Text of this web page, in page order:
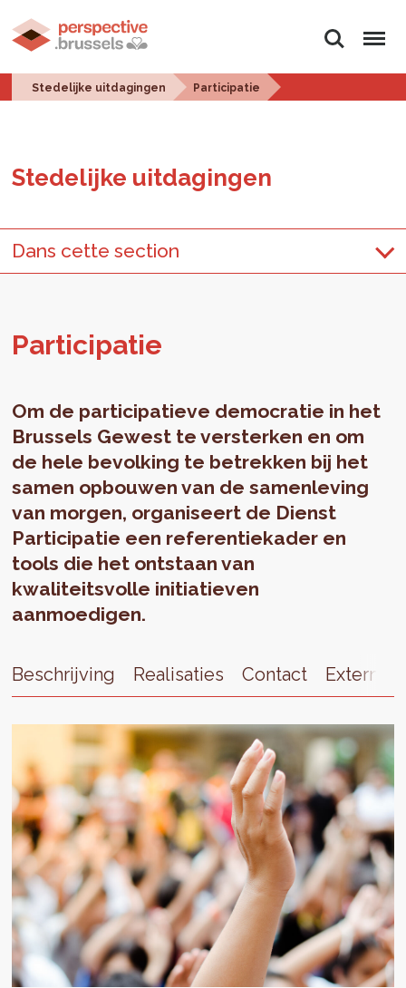
Zoeken Menu
Stedelijke uitdagingen Participatie
Ste­de­lij­ke uit­da­gin­gen
Dans cette section
Par­ti­ci­pa­tie
Om de participatieve democratie in het
Brussels Gewest te versterken en om
de hele bevolking te betrekken bij het
samen opbouwen van de samenleving
van morgen, organiseert de Dienst
Participatie een referentiekader en
tools die het ontstaan van
kwaliteitsvolle initiatieven
aanmoedigen.
Beschrijving Realisaties Contact Externe